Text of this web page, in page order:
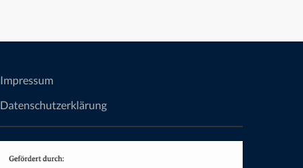
Impressum
Datenschutzerklärung